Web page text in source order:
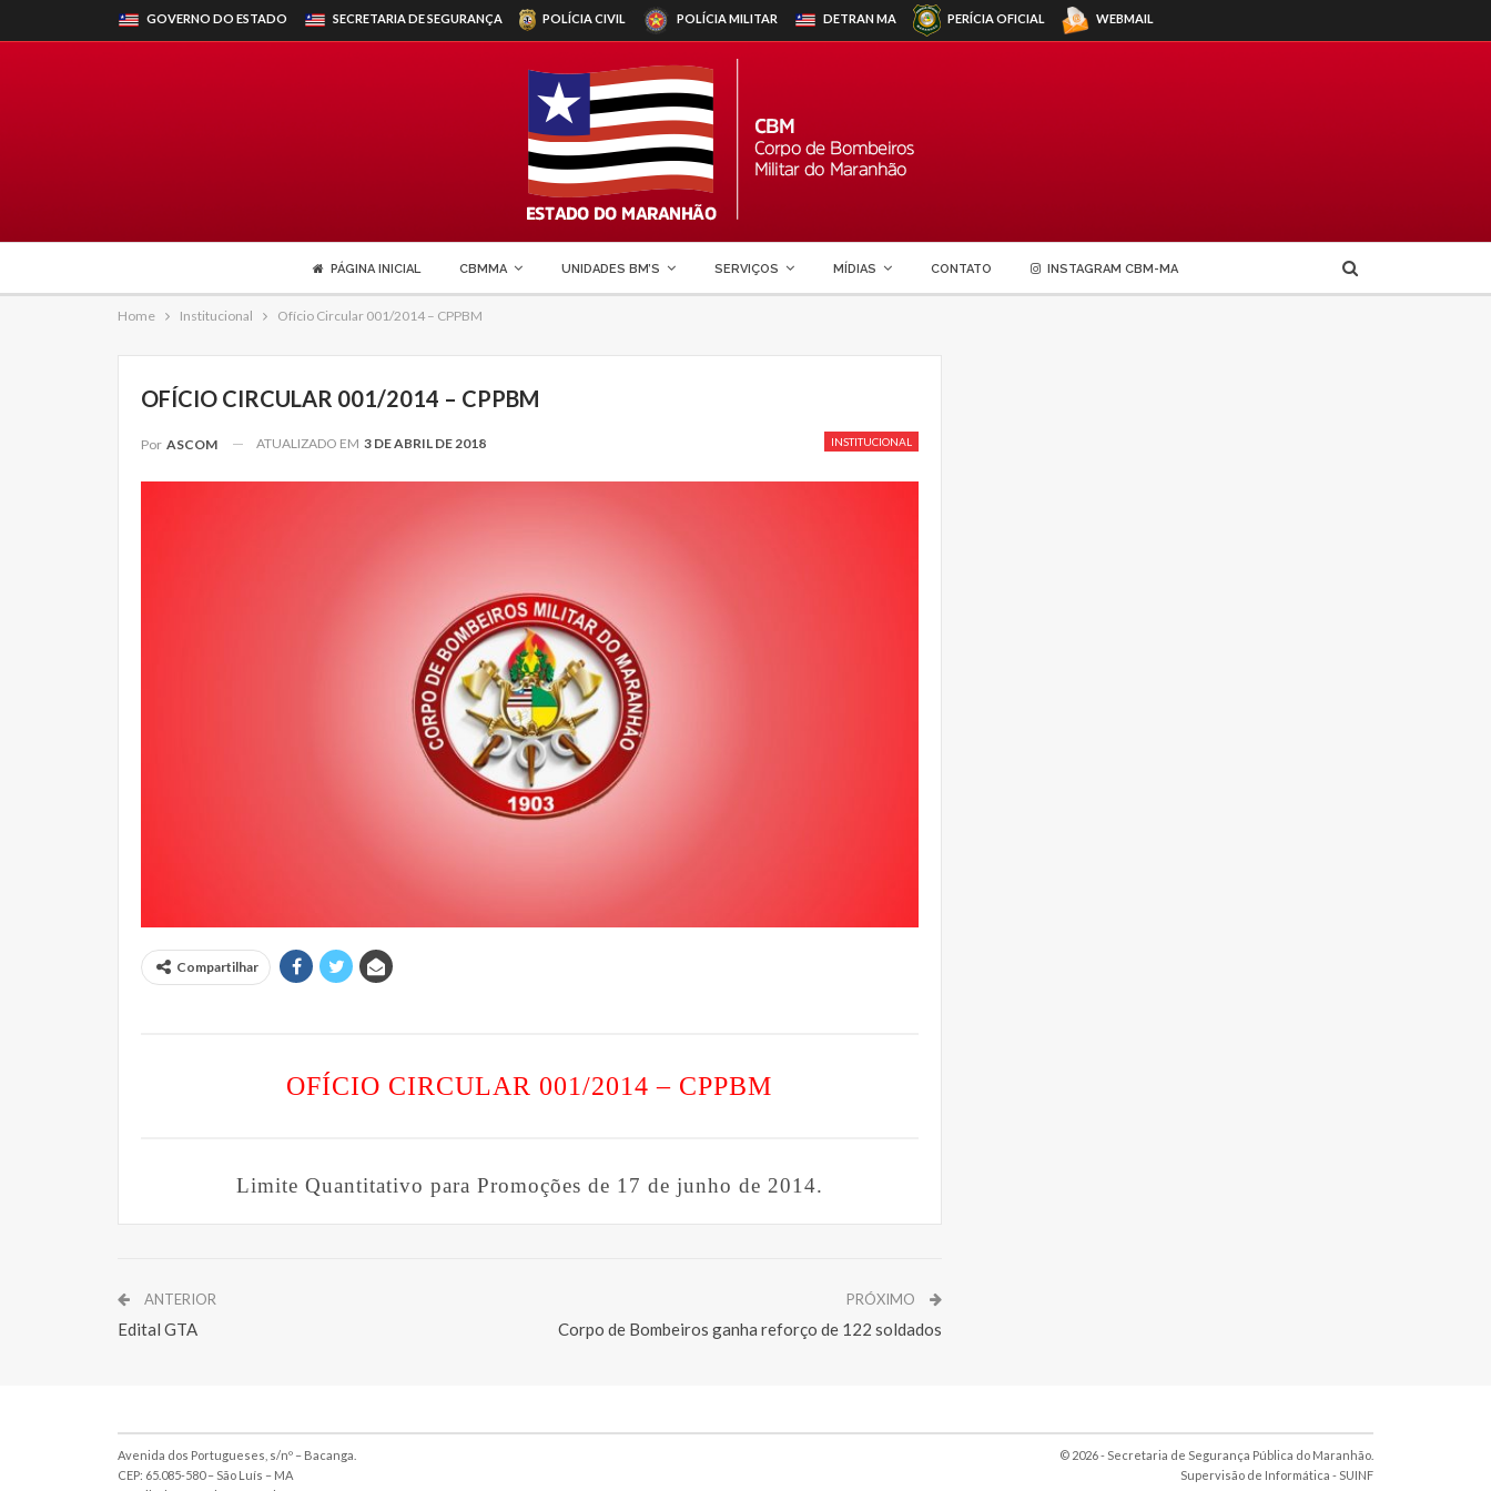
GOVERNO DO ESTADO SECRETARIA DE SEGURANÇA POLÍCIA CIVIL POLÍCIA MILITAR DETRANMA PERÍCIA OFICIAL WEBMAIL
PÁGINA INICIAL CBMMA UNIDADES BM’S SERVIÇOS MÍDIAS CONTATO INSTAGRAM CBM-MA
Home Institucional Ofício Circular 001/2014 – CPPBM
OFÍCIO CIRCULAR 001/2014 – CPPBM
INSTITUCIONAL
Por ASCOM ATUALIZADO EM 3 DE ABRIL DE 2018
Compartilhar
OFÍCIO CIRCULAR 001/2014 – CPPBM
Limite Quantitativo para Promoções de 17 de junho de 2014.
ANTERIOR
Edital GTA
PRÓXIMO
Corpo de Bombeiros ganha reforço de 122 soldados
Avenida dos Portugueses, s/nº – Bacanga.
CEP: 65.085-580 – São Luís – MA
© 2026 - Secretaria de Segurança Pública do Maranhão.
Supervisão de Informática - SUINF